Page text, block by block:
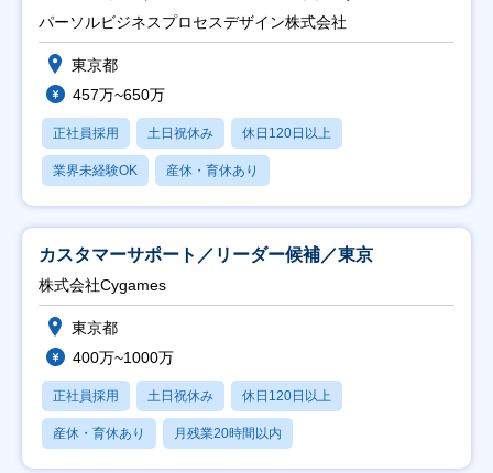
ト推進】
パーソルビジネスプロセスデザイン株式会社
東京都
457万~650万
正社員採用 土日祝休み 休日120日以上
業界未経験OK 産休・育休あり
カスタマーサポート／リーダー候補／東京
株式会社Cygames
東京都
400万~1000万
正社員採用 土日祝休み 休日120日以上
産休・育休あり 月残業20時間以内